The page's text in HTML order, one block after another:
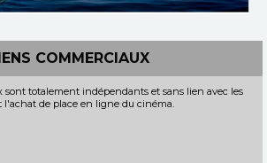
COMMERCIAUX
sont totalement indépendants et sans lien avec les
l'achat de place en ligne du cinéma.